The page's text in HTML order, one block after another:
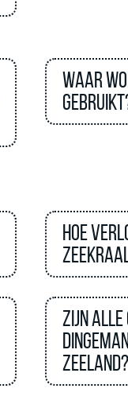
Waar
Hoe
Zijn alle
Zeeland?